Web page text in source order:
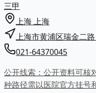
三甲
上海上海
上海市黄浦区瑞金二
021-64370045
公开线索： 公开资料可核
种路径需以医院官方挂号